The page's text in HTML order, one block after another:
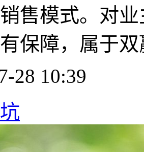
售模式。对
保障，属于
28 10:39